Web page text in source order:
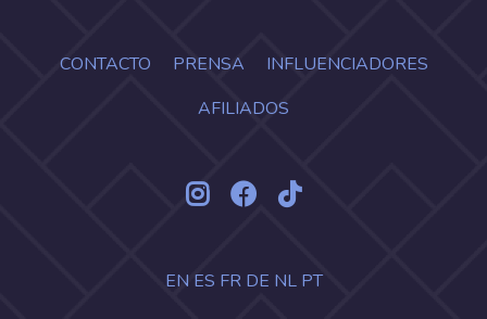
CONTACTO PRENSA
INFLUENCIADORES
AFILIADOS
EN ES FR DE NL PT